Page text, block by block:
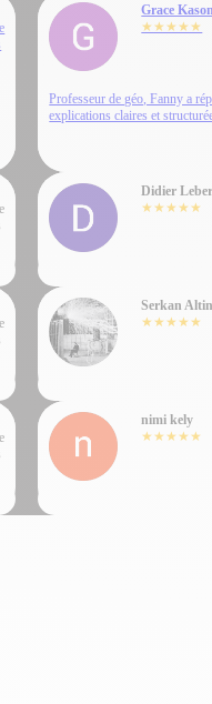
Grace
★★★★★
Professeur de géo, Fanny a
explications claires et
Didier
★★★★★
Serkan
★★★★★
nimi kely
★★★★★